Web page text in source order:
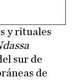
y rituales
sur de
de